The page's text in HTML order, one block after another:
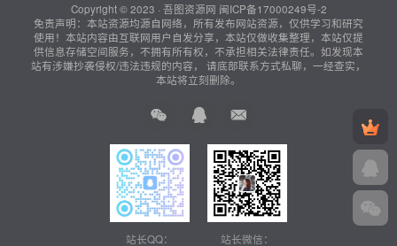
Copyright © 2023 · 吾图资源网 闽ICP备17000249号-2
免责声明：本站资源均源自网络，所有发布网站资源，仅供学习和研究
使用！本站内容由互联网用户自发分享，本站仅做收集整理，本站仅提
供信息存储空间服务，不拥有所有权，不承担相关法律责任。如发现本
站有涉嫌抄袭侵权/违法违规的内容， 请底部联系方式私聊，一经查实，
本站将立刻删除。
站长QQ： 站长微信：